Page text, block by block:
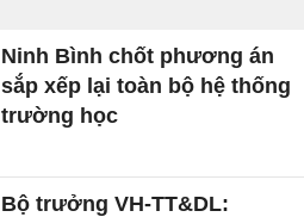
Ninh Bình chốt phương án
sắp xếp lại toàn bộ hệ thống
trường học
Bộ trưởng VH-TT&DL: